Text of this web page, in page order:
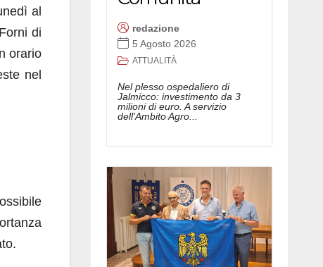
al
di
orario
nel
redazione
5 Agosto 2026
ATTUALITÀ
Nel plesso ospedaliero di
Jalmicco: investimento da 3
milioni di euro. A servizio
dell'Ambito Agro...